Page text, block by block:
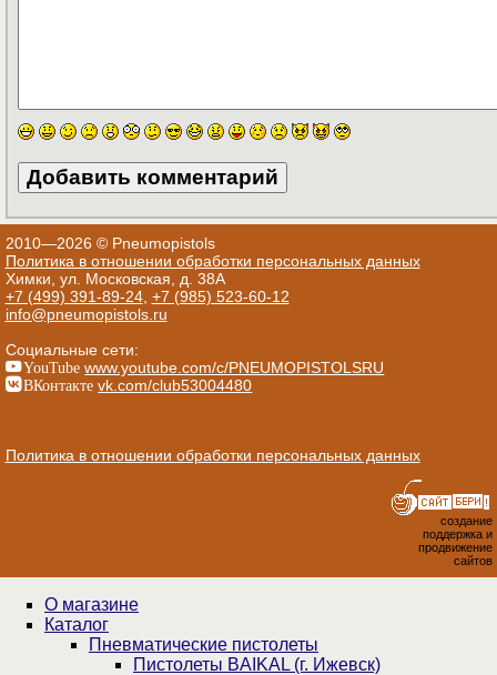
2010—2026 © Pneumopistols
Политика в отношении обработки персональных данных
Химки, ул. Московская, д. 38А
+7 (499) 391-89-24, +7 (985) 523-60-12
info@pneumopistols.ru
Социальные сети:
YouTube www.youtube.com/c/PNEUMOPISTOLSRU
ВКонтакте vk.com/club53004480
Политика в отношении обработки персональных данных
создание
поддержка и
продвижение
сайтов
О магазине
Каталог
Пнев­ма­ти­чес­кие пистолеты
Пистолеты BAIKAL (г. Ижевск)